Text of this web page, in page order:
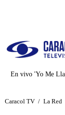
En vivo 'Yo Me
Caracol TV / La Red